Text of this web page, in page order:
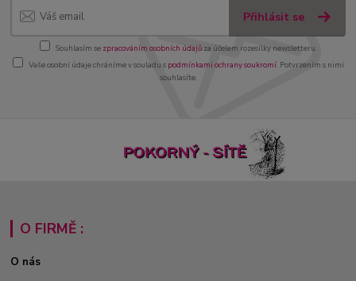
Přihlásit se
Souhlasím se zpracováním osobních údajůza účelem rozesílky newsletteru.
Vaše osobní údaje chráníme v souladu s podmínkami ochrany soukromí. Potvrzením s nimi
souhlasíte.
O FIRMĚ :
O nás